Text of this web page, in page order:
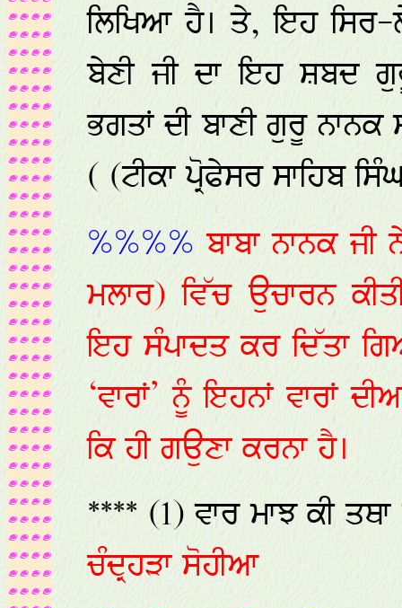
ਲਿਖਿਆ ਹੈ। ਤੇ, ਇਹ
ਬੇਣੀ ਜੀ ਦਾ ਇਹ ਸ਼ਬਦ
ਭਗਤਾਂ ਦੀ ਬਾਣੀ ਗੁਰੂ
( (ਟੀਕਾ ਪ੍ਰੋਫੇਸਰ ਸਾਹਿਬ
%%%%ਬਾਬਾ ਨਾਨਕ
ਮਲਾਰ) ਵਿੱਚ ਉਚਾਰਨ
ਇਹ ਸੰਪਾਦਤ ਕਰ ਦਿੱਤਾ
‘ਵਾਰਾਂ’ ਨੂੰ ਇਹਨਾਂ ਵਾਰਾਂ
ਕਿ ਹੀ ਗਉਣਾ ਕਰਨਾ ਹੈ।
**** (1) ਵਾਰ ਮਾਝ ਕੀ
ਚੰਦ੍ਰਹੜਾ ਸੋਹੀਆ